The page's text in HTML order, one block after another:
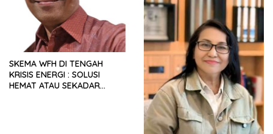
SKEMA WFH DI TENGAH
KRISIS ENERGI : SOLUSI
HEMAT ATAU SEKADAR